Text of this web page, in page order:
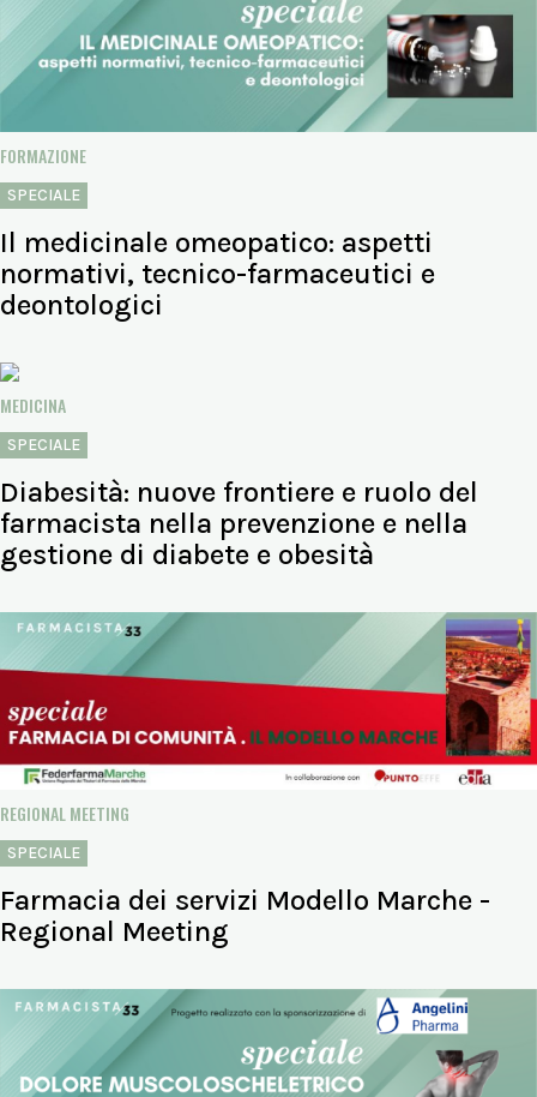
FORMAZIONE
SPECIALE
Il medicinale omeopatico: aspetti
normativi, tecnico-farmaceutici e
deontologici
MEDICINA
SPECIALE
Diabesità: nuove frontiere e ruolo del
farmacista nella prevenzione e nella
gestione di diabete e obesità
REGIONAL MEETING
SPECIALE
Farmacia dei servizi Modello Marche -
Regional Meeting